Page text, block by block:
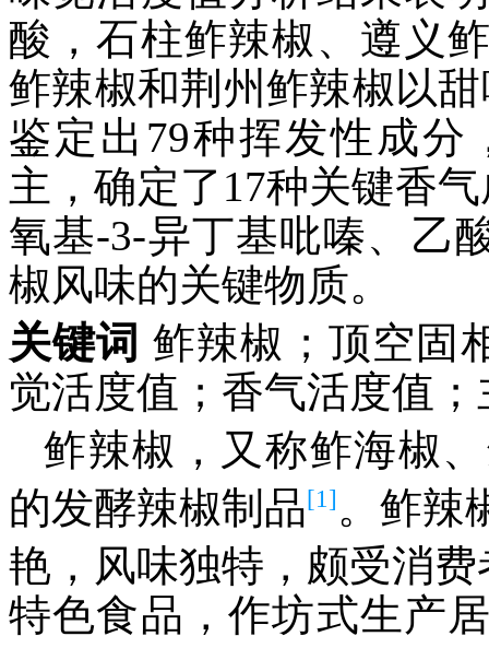
酸，石柱鲊辣椒、遵义
鲊辣椒和荆州鲊辣椒以
鉴定出79种挥发性成
主，确定了17种关键香
氧基-3-异丁基吡嗪、乙
椒风味的关键物质。
关键词 鲊辣椒；顶空固
觉活度值；香气活度值
鲊辣椒，又称鲊海椒
的发酵辣椒制品[1] 。鲊辣
艳，风味独特，颇受消费
特色食品，作坊式生产